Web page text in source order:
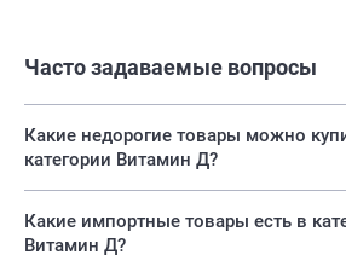
Часто задаваемые вопросы
Какие недорогие товары можно
категории Витамин Д?
Какие импортные товары есть в
Витамин Д?